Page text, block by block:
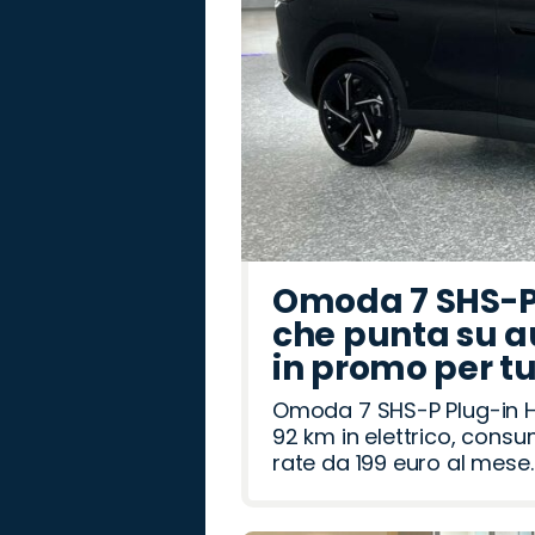
Omoda 7
che punta su
in promo per
Omoda 7 SHS-P Plug-in
92 km in elettrico,
rate da 199 euro al mese.